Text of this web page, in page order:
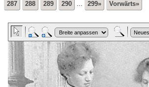
287 288 289 290 ... 299» Vorwärts»